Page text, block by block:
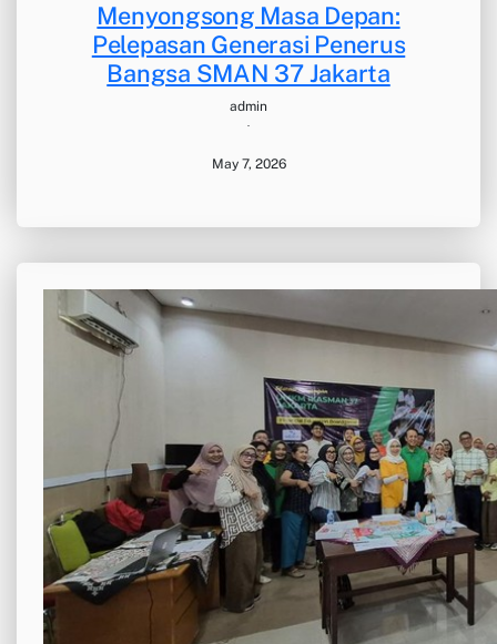
Menyongsong Masa Depan:
Pelepasan Generasi Penerus
Bangsa SMAN 37 Jakarta
admin
·
May 7, 2026